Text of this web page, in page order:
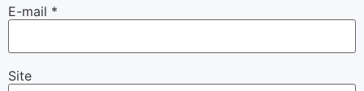
E-mail *
Site